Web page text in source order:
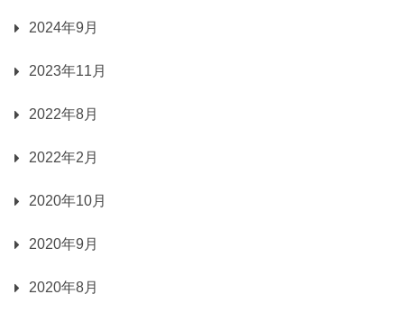
2024年9月
2023年11月
2022年8月
2022年2月
2020年10月
2020年9月
2020年8月